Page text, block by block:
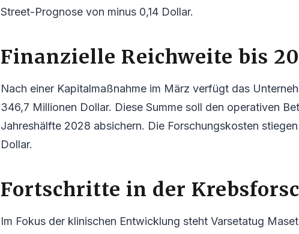
Street-Prognose von minus 0,14 Dollar.
Finanzielle Reichweite bis
Nach einer Kapitalmaßnahme im März verfügt das
346,7 Millionen Dollar. Diese Summe soll den operativen
Jahreshälfte 2028 absichern. Die Forschungskosten
Dollar.
Fortschritte in der
Im Fokus der klinischen Entwicklung steht Varsetatug